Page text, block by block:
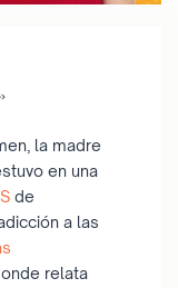
la madre
en una
de
a las
relata